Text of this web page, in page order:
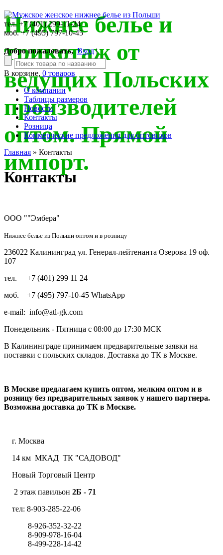
Нижнее белье и
трикотаж от
ведущих Польских
производителей
оптом. Прямой
импорт.
тел. +7 (401) 299-11-24
моб. +7 (495) 797-10-45
Добро пожаловать, Вход|
В корзине, 0 товаров
О компании
Таблицы размеров
Новости
Контакты
Розница
Коммерческие предложения для оптовиков
Главная » Контакты
Контакты
ООО ""Эмбера"
Нижнее белье из Польши оптом и в розницу
236022 Калининград ул. Генерал-лейтенанта Озерова 19 оф.
107
тел. +7 (401) 299 11 24
моб. +7 (495) 797-10-45 WhatsApp
e-mail: info@atl-gk.com
Понедельник - Пятница с 08:00 до 17:30 МСК
В Калининграде принимаем предварительные заявки на
поставки с польских складов. Доставка до ТК в Москве.
В Москве предлагаем купить оптом, мелким оптом и в
розницу без предварительных заявок у нашего партнера.
Возможна доставка до ТК в Москве.
г. Москва
14 км МКАД ТК "САДОВОД"
Новый Торговый Центр
2 этаж павильон 2Б - 71
тел: 8-903-285-22-06
8-926-352-32-22
8-909-978-16-04
8-499-228-14-42